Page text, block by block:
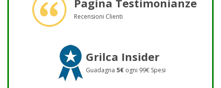
Recensioni Clienti
Grilca Insider
Guadagna 5€ ogni 99€ Spesi